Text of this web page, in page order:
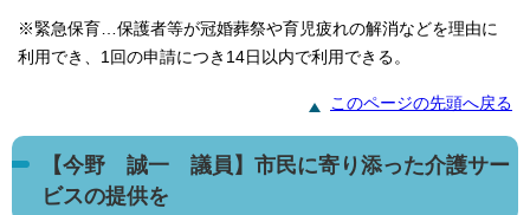
※緊急保育…保護者等が冠婚葬祭や育児疲れの解消などを理由に
利用でき、1回の申請につき14日以内で利用できる。
このページの先頭へ戻る
【今野 誠一 議員】市民に寄り添った介護サー
ビスの提供を